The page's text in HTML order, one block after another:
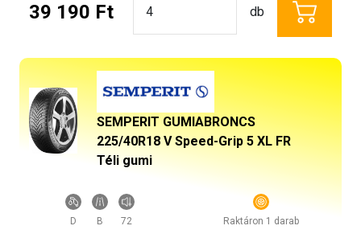
39 190 Ft db
SEMPERIT GUMIABRONCS
225/40R18 V Speed-Grip 5 XL FR
Téli gumi
D B 72 Raktáron 1 darab